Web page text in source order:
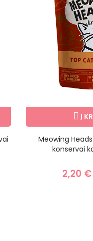
Į
Meowing
konservai
2,20 €